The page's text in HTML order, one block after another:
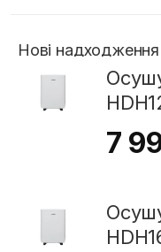
Нові надходження
7